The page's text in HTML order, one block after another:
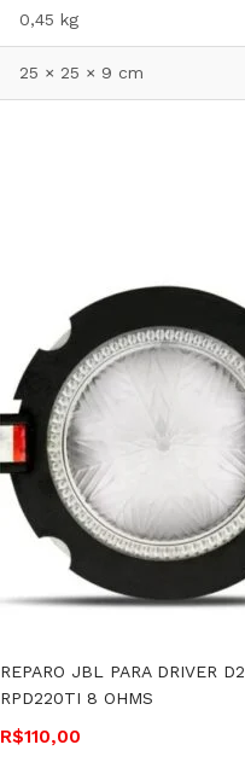
0,45 kg
25 × 25 × 9 cm
REPARO JBL PARA DRIVER
RPD220TI 8 OHMS
R$110,00